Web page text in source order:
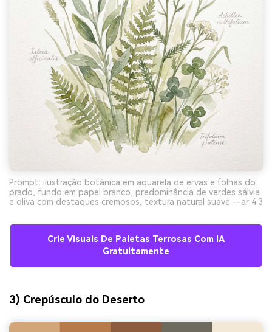
Prompt: ilustração botânica em aquarela de ervas e folhas do
prado, fundo em papel branco, predominância de verdes sálvia
e oliva com destaques cremosos, textura natural suave --ar 4:3
Crie Visuais De Paletas Terrosas Com IA
Gratuitamente
3) Crepúsculo do Deserto